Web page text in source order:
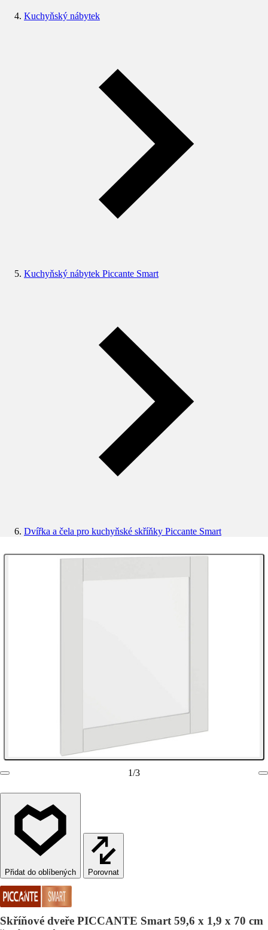
Kuchyňský nábytek
Kuchyňský nábytek Piccante Smart
Dvířka a čela pro kuchyňské skříňky Piccante Smart
1/3
Porovnat
Skříňové dveře PICCANTE Smart 59,6 x 1,9 x 70 cm